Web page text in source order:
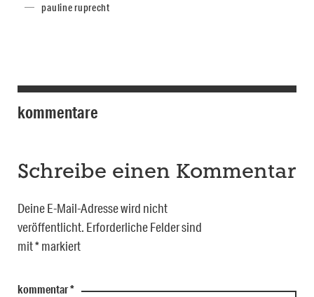
pauline ruprecht
kommentare
Schreibe einen Kommentar
Deine E-Mail-Adresse wird nicht
veröffentlicht. Erforderliche Felder sind
mit*markiert
kommentar*